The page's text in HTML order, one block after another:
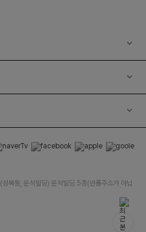
동, 운석빌딩) 운석빌딩 5층(반품주소가 아닙